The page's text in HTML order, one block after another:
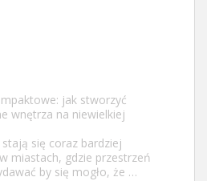
jak stworzyć
wnętrza na niewielkiej
się coraz bardziej
miastach, gdzie przestrzeń
by się mogło, że …